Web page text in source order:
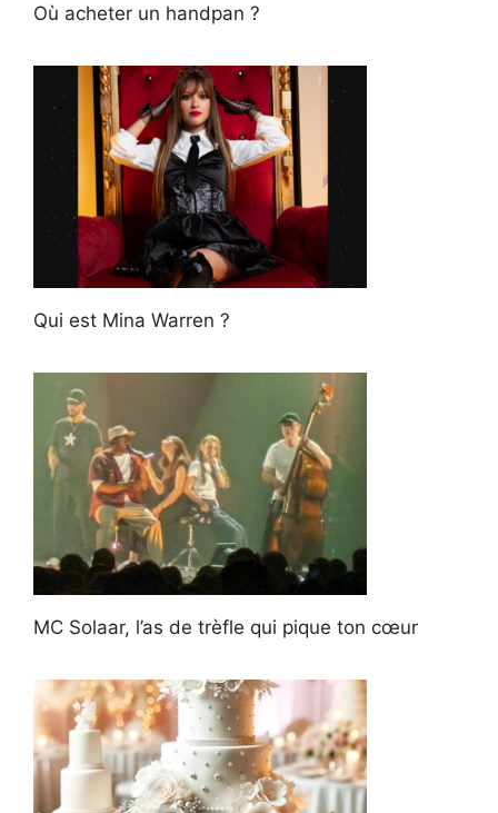
Où acheter un handpan ?
Qui est Mina Warren ?
MC Solaar, l’as de trèfle qui pique ton cœur